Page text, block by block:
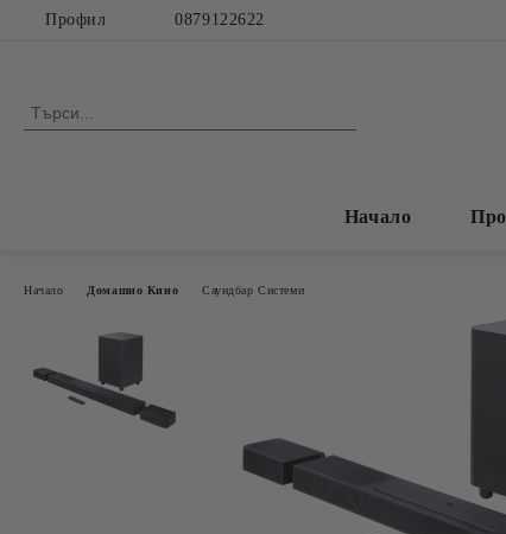
Профил 0879122622
Начало
Начало Домашно Кино Саундбар Системи